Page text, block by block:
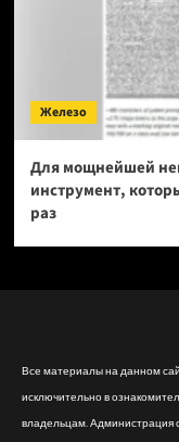
Железо
Для мощнейшей
инструмент,
раз
Все материалы на данном
исключительно в
владельцам. Администрация